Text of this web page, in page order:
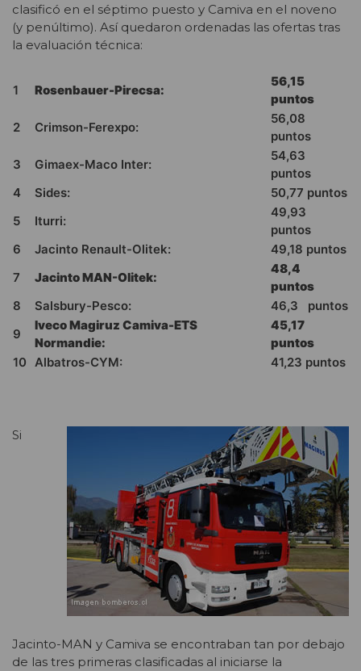
clasificó en el séptimo puesto y Camiva en el noveno
(y penúltimo). Así quedaron ordenadas las ofertas tras
la evaluación técnica:
1 Rosenbauer-Pirecsa:
56,15
puntos
2
Crimson-Ferexpo:
56,08
puntos
3
Gimaex-Maco Inter:
54,63
puntos
4
Sides:
50,77 puntos
5
Iturri:
49,93
puntos
6
Jacinto Renault-Olitek:
49,18 puntos
7
Jacinto MAN-Olitek:
48,4
puntos
8
Salsbury-Pesco:
46,3 puntos
9
Iveco Magiruz Camiva-ETS
Normandie:
45,17
puntos
10 Albatros-CYM: 41,23 puntos
Si
Jacinto-MAN y Camiva se encontraban tan por debajo
de las tres primeras clasificadas al iniciarse la